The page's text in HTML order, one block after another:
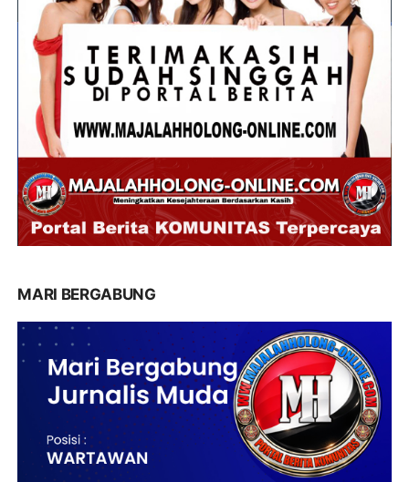
MARI BERGABUNG